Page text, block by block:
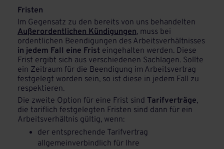
Fristen
Im Gegensatz zu den bereits von uns behandelten
Außerordentlichen Kündigungen, muss bei
ordentlichen Beendigungen des Arbeitsverhältnisses
in jedem Fall eine Frist eingehalten werden. Diese
Frist ergibt sich aus verschiedenen Sachlagen. Sollte
ein Zeitraum für die Beendigung im Arbeitsvertrag
festgelegt worden sein, so ist diese in jedem Fall zu
respektieren.
Die zweite Option für eine Frist sind Tarifverträge,
die tariflich festgelegten Fristen sind dann für ein
Arbeitsverhältnis gültig, wenn:
der entsprechende Tarifvertrag
allgemeinverbindlich für Ihre